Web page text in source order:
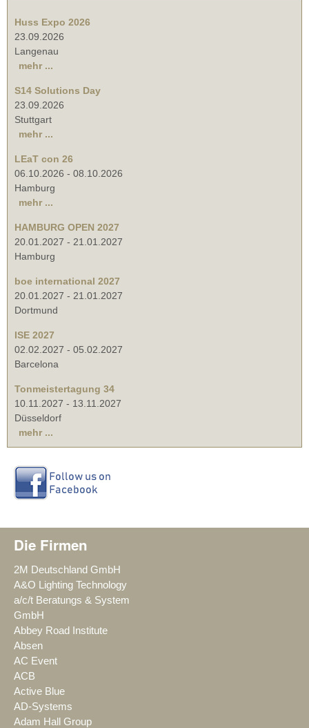
Huss Expo 2026
23.09.2026
Langenau
mehr ...
S14 Solutions Day
23.09.2026
Stuttgart
mehr ...
LEaT con 26
06.10.2026 - 08.10.2026
Hamburg
mehr ...
HAMBURG OPEN 2027
20.01.2027 - 21.01.2027
Hamburg
boe international 2027
20.01.2027 - 21.01.2027
Dortmund
ISE 2027
02.02.2027 - 05.02.2027
Barcelona
Tonmeistertagung 34
10.11.2027 - 13.11.2027
Düsseldorf
mehr ...
Die Firmen
2M Deutschland GmbH
A&O Lighting Technology
a/c/t Beratungs & System
GmbH
Abbey Road Institute
Absen
AC Event
ACB
Active Blue
AD-Systems
Adam Hall Group